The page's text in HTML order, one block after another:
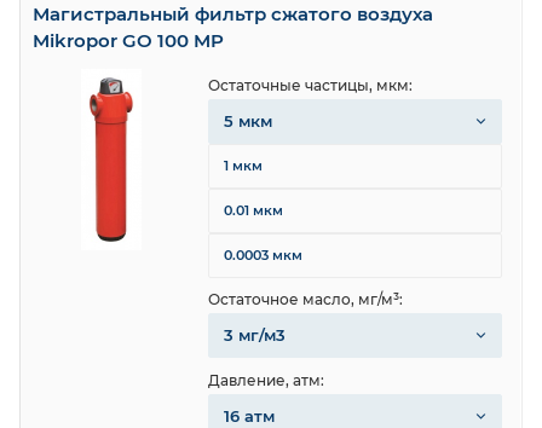
Магистральный фильтр сжатого воздуха
Mikropor GO 100 MP
Остаточные частицы, мкм:
5 мкм
1 мкм
0.01 мкм
0.0003 мкм
Остаточное масло, мг/м³:
3 мг/м3
Давление, атм:
16 атм